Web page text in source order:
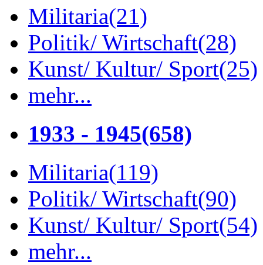
Militaria(21)
Politik/ Wirtschaft(28)
Kunst/ Kultur/ Sport(25)
mehr...
1933 - 1945(658)
Militaria(119)
Politik/ Wirtschaft(90)
Kunst/ Kultur/ Sport(54)
mehr...